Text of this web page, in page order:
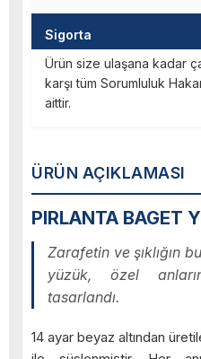
ÜRÜN AÇIKLAMASI
PIRLANTA BAGET
Zarafetin ve şıklığın
yüzük, özel
tasarlandı.
14 ayar beyaz altından
Sigorta
Ürün size ulaşana kadar
karşı tüm Sorumluluk
aittir.